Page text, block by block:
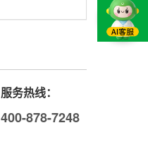
服务热线：
400-878-7248